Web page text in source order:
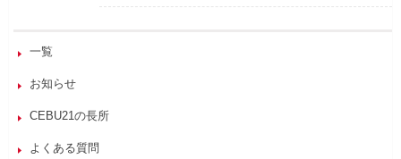
一覧
お知らせ
CEBU21の長所
よくある質問